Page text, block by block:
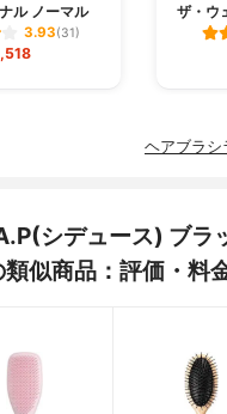
ル ノーマル
3.93(31)
ザ・ウ
ヘアブラシ
シデュース) ブラ
似商品：評価・料